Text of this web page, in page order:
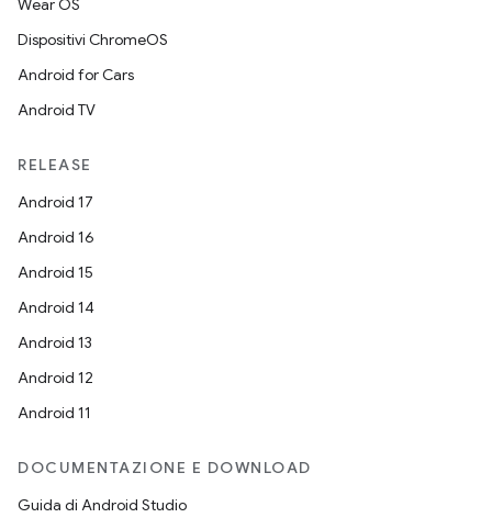
Wear OS
Dispositivi ChromeOS
Android for Cars
Android TV
RELEASE
Android 17
Android 16
Android 15
Android 14
Android 13
Android 12
Android 11
DOCUMENTAZIONE E DOWNLOAD
Guida di Android Studio